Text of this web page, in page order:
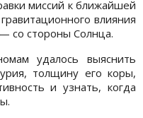
миссий к ближайшей
влияния
со стороны Солнца.
удалось выяснить
толщину его коры,
и узнать, когда